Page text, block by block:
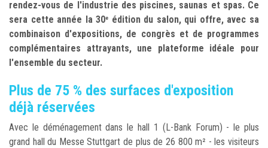
rendez-vous de l'industrie des piscines, saunas et spas. Ce
sera cette année la 30e
édition du salon, qui offre, avec sa
combinaison d'expositions, de congrès et de programmes
complémentaires attrayants, une plateforme idéale pour
l'ensemble du secteur.
Plus de 75 % des surfaces d'exposition
déjà réservées
Avec le déménagement dans le hall 1 (L-Bank Forum) - le plus
grand hall du Messe Stuttgart de plus de 26 800 m² - les visiteurs